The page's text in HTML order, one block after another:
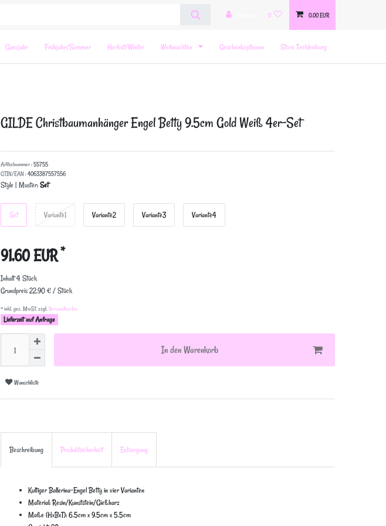
0 0,00 EUR
Ganzjahr Frühjahr/Sommer Herbst/Winter Weihnachten Geschenkoptionen Store Tecklenburg
GILDE Christbaumanhänger Engel Betty9.5cm Gold Weiß 4er-Set
Artikelnummer :55755
GTIN/EAN :4063387557556
Style | Muster:Set
Set Variante1 Variante2 Variante3 Variante4
91,60 EUR*
Inhalt4Stück
Grundpreis22,90 € / Stück
* inkl. ges. MwSt. zzgl.Versandkosten
Lieferzeit auf Anfrage
In den Warenkorb
Wunschliste
Beschreibung Produktsicherheit Entsorgung
Kultiger Ballerina-Engel Betty in vier Varianten
Material: Resin/Kunststein/Gießharz
Maße (HxBxT): 6.5cm x 9.5cm x 5.5cm